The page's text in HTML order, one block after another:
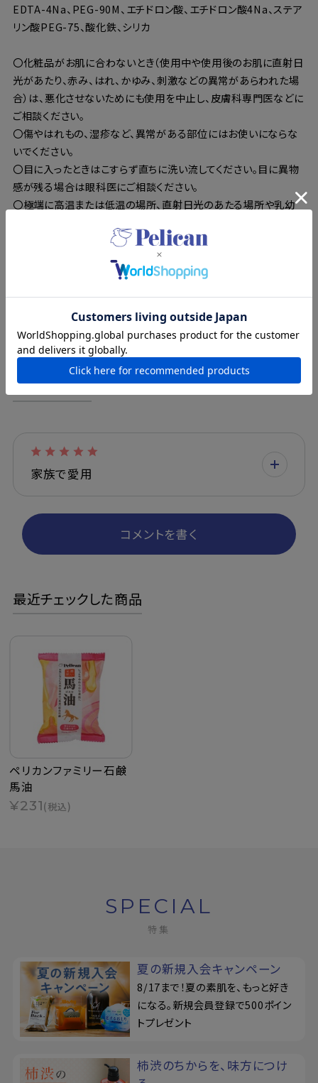
EDTA-4Na、PEG-90M、エチドロン酸、エチドロン酸4Na、ステア
リン酸PEG-75、酸化鉄、シリカ
〇化粧品がお肌に合わないとき（使用中や使用後のお肌に直射日
光があたり、赤み、はれ、かゆみ、刺激などの異常があらわれた場
合）は、悪化させないためにも使用を中止し、皮膚科専門医などに
ご相談ください。
〇傷やはれもの、湿疹など、異常がある部位にはお使いにならな
いでください。
〇目に入ったときはこすらず直ちに洗い流してください。目に異物
感が残る場合は眼科医にご相談ください。
〇極端に高温または低温の場所、直射日光のあたる場所や乳幼
〇植物由来成分配合のため、色や香りに変化が生じることがあり
ますが、品質には問題ありません。
〇使用後はよく水気をきり、乾燥した状態で保管をしてください。
この商品を問い合わせる
商品レビュー
家族で愛用
コメントを書く
最近チェックした商品
ペリカンファミリー石鹸
馬油
¥231(税込)
SPECIAL
特集
夏の新規入会キャンペーン
8/17まで！夏の素肌を、もっと好き
になる。新規会員登録で500ポイン
トプレゼント
柿渋のちからを、味方につけ